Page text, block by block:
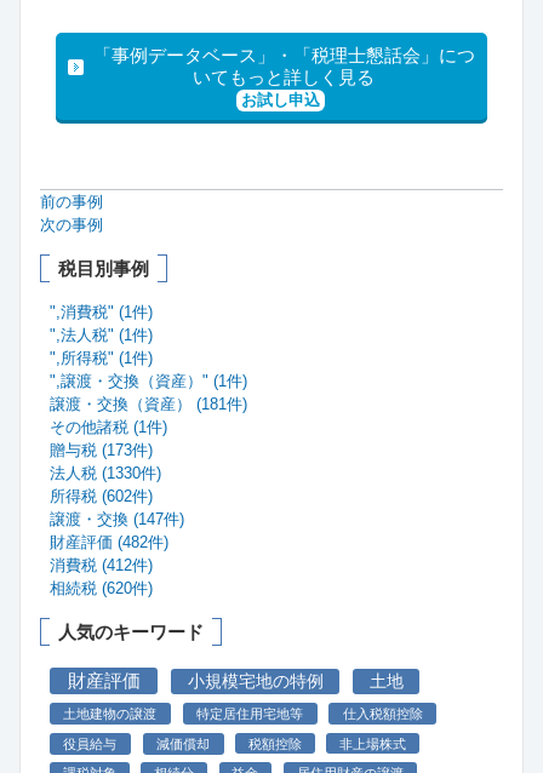
「事例データベース」・「税理士懇話会」につ
いてもっと詳しく見る
お試し申込
前の事例
次の事例
税目別事例
",消費税" (1件)
",法人税" (1件)
",所得税" (1件)
",譲渡・交換（資産）" (1件)
譲渡・交換（資産） (181件)
その他諸税 (1件)
贈与税 (173件)
法人税 (1330件)
所得税 (602件)
譲渡・交換 (147件)
財産評価 (482件)
消費税 (412件)
相続税 (620件)
人気のキーワード
財産評価 小規模宅地の特例 土地
土地建物の譲渡 特定居住用宅地等 仕入税額控除
役員給与 減価償却 税額控除
非上場株式